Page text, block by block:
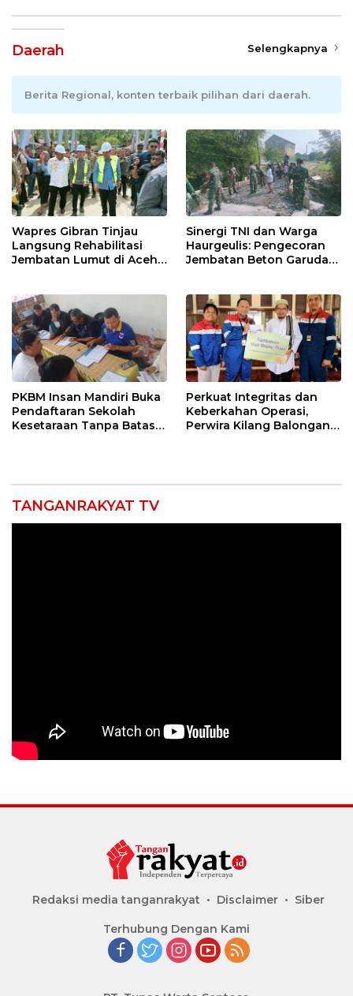
Daerah Selengkapnya
Berita Regional, konten terbaik pilihan dari daerah.
Wapres Gibran Tinjau
Langsung Rehabilitasi
Jembatan Lumut di Aceh
Sinergi TNI dan Warga
Haurgeulis: Pengecoran
Jembatan Beton Garuda
PKBM Insan Mandiri Buka
Pendaftaran Sekolah
Kesetaraan Tanpa Batas
Perkuat Integritas dan
Keberkahan Operasi,
Perwira Kilang Balongan
TANGANRAKYAT TV
Redaksi media tanganrakyat Disclaimer Siber
Terhubung Dengan Kami